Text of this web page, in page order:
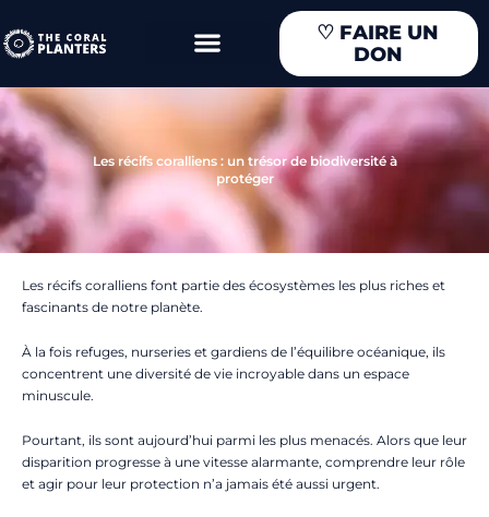
au
contenu
♡ FAIRE UN
DON
Les récifs coralliens : un trésor de biodiversité à
protéger
Les récifs coralliens font partie des écosystèmes les plus riches et
fascinants de notre planète.
À la fois refuges, nurseries et gardiens de l’équilibre océanique, ils
concentrent une diversité de vie incroyable dans un espace
minuscule.
Pourtant, ils sont aujourd’hui parmi les plus menacés. Alors que leur
disparition progresse à une vitesse alarmante, comprendre leur rôle
et agir pour leur protection n’a jamais été aussi urgent.